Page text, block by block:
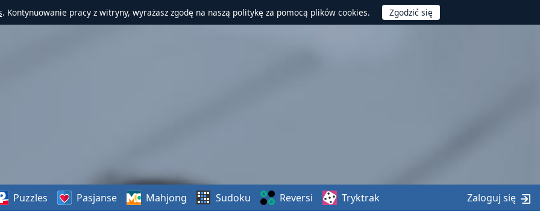
. Kontynuowanie pracy z witryny, wyrażasz zgodę na naszą politykę za pomocą plików cookies.
Puzzles Pasjanse Mahjong Sudoku Reversi Tryktrak Zaloguj się